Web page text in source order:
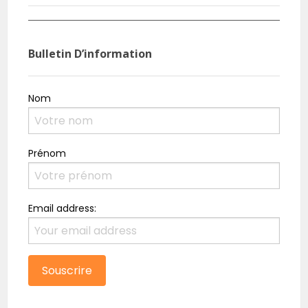
sa ferme
Bulletin D’information
Nom
Prénom
Email address: